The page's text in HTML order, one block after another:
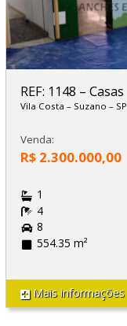
REF: 1148 – Casas
Vila Costa – Suzano – SP
Venda:
R$ 2.300.000,00
1
4
8
554.35 m²
Mais informações